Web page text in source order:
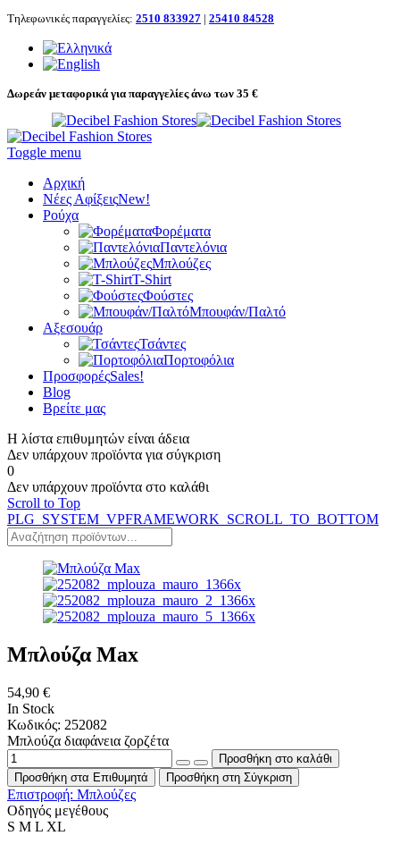
Τηλεφωνικές παραγγελίες: 2510 833927 | 25410 84528
Δωρεάν μεταφορικά για παραγγελίες άνω των 35 €
Toggle menu
Αρχική
Νέες ΑφίξειςNew!
Ρούχα
Φορέματα
Παντελόνια
Μπλούζες
T-Shirt
Φούστες
Μπουφάν/Παλτό
Αξεσουάρ
Τσάντες
Πορτοφόλια
ΠροσφορέςSales!
Blog
Βρείτε μας
Η λίστα επιθυμητών είναι άδεια
Δεν υπάρχουν προϊόντα για σύγκριση
0
Δεν υπάρχουν προϊόντα στο καλάθι
Scroll to Top
PLG_SYSTEM_VPFRAMEWORK_SCROLL_TO_BOTTOM
Μπλούζα Max
54,90 €
In Stock
Κωδικός: 252082
Μπλούζα διαφάνεια ζορζέτα
Προσθήκη στα Επιθυμητά Προσθήκη στη Σύγκριση
Επιστροφή: Μπλούζες
Οδηγός μεγέθους
S M L XL